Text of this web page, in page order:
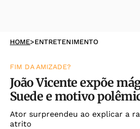
HOME>ENTRETENIMENTO
FIM DA AMIZADE?
João Vicente expõe
Suede e motivo
Ator surpreendeu ao explicar a
atrito